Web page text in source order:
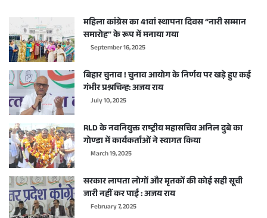
महिला कांग्रेस का 41वां स्थापना दिवस “नारी सम्मान
समारोह” के रूप में मनाया गया
September 16, 2025
बिहार चुनाव ! चुनाव आयोग के निर्णय पर खड़े हुए कई
गंभीर प्रश्नचिन्ह: अजय राय
July 10, 2025
RLD के नवनियुक्त राष्ट्रीय महासचिव अनिल दुबे का
गोण्डा में कार्यकर्ताओं ने स्वागत किया
March 19, 2025
सरकार लापता लोगों और मृतकों की कोई सही सूची
जारी नहीं कर पाई : अजय राय
February 7, 2025